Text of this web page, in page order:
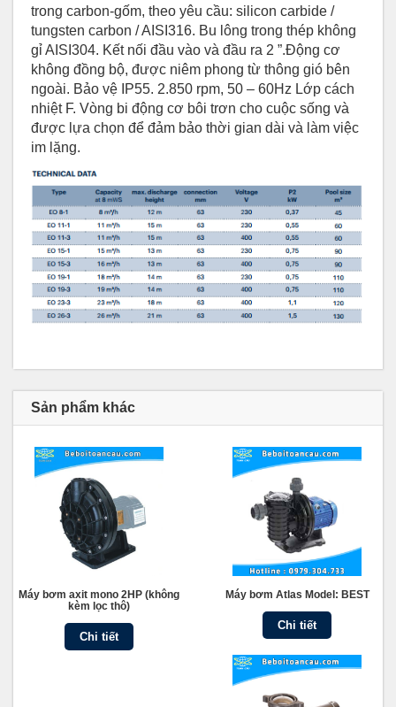
trong carbon-gốm, theo yêu cầu: silicon carbide /
tungsten carbon / AISI316. Bu lông trong thép không
gỉ AISI304. Kết nối đầu vào và đầu ra 2 ”.Động cơ
không đồng bộ, được niêm phong từ thông gió bên
ngoài. Bảo vệ IP55. 2.850 rpm, 50 – 60Hz Lớp cách
nhiệt F. Vòng bi động cơ bôi trơn cho cuộc sống và
được lựa chọn để đảm bảo thời gian dài và làm việc
im lặng.
Sản phẩm khác
Máy bơm axit mono 2HP (không
kèm lọc thô)
Chi tiết
Máy bơm Atlas Model: BEST
Chi tiết